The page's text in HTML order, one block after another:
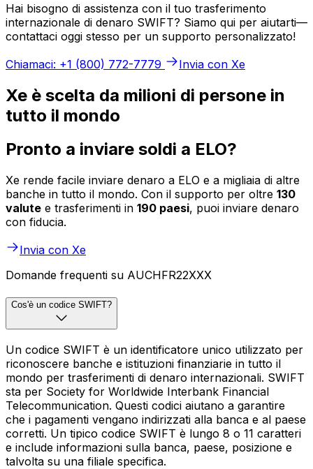
Hai bisogno di assistenza con il tuo trasferimento
internazionale di denaro SWIFT? Siamo qui per aiutarti—
contattaci oggi stesso per un supporto personalizzato!
Chiamaci: +1 (800) 772-7779
Invia con Xe
Xe è scelta da milioni di persone in
tutto il mondo
Pronto a inviare soldi a ELO?
Xe rende facile inviare denaro a ELO e a migliaia di altre
banche in tutto il mondo. Con il supporto per oltre 130
valute e trasferimenti in 190 paesi, puoi inviare denaro
con fiducia.
Invia con Xe
Domande frequenti su AUCHFR22XXX
Cos'è un codice SWIFT?
Un codice SWIFT è un identificatore unico utilizzato per
riconoscere banche e istituzioni finanziarie in tutto il
mondo per trasferimenti di denaro internazionali. SWIFT
sta per Society for Worldwide Interbank Financial
Telecommunication. Questi codici aiutano a garantire
che i pagamenti vengano indirizzati alla banca e al paese
corretti. Un tipico codice SWIFT è lungo 8 o 11 caratteri
e include informazioni sulla banca, paese, posizione e
talvolta su una filiale specifica.